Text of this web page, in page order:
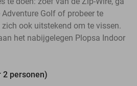
Golf of probeer te
ook uitstekend om te vissen.
het nabijgelegen Plopsa Indoor
2 personen)